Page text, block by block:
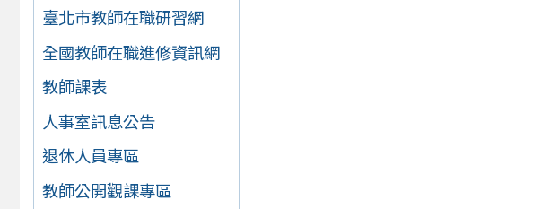
臺北市教師在職研習網
全國教師在職進修資訊網
教師課表
人事室訊息公告
退休人員專區
教師公開觀課專區